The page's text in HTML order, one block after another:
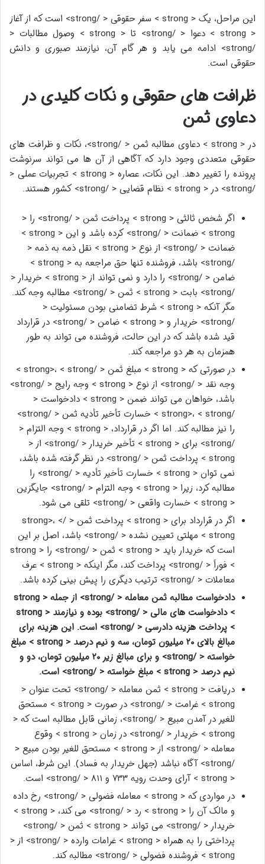
این مراحل، یک < strong > سفر حقوقی < /strong> است که از آغاز
< strong > دعوا < /strong> تا < strong > وصول مطالبات <
/strong> ادامه می یابد و هر گام آن، نیازمند صبوری و دانش
حقوقی است.
ظرافت های حقوقی و نکات کلیدی در
دعاوی ثمن
در < strong > دعاوی مطالبه ثمن < /strong>، نکات و ظرافت های
حقوقی متعددی وجود دارد که آگاهی از آن ها می تواند سرنوشت
پرونده را تغییر دهد. این نکات، عصاره < strong > تجربیات عملی <
/strong> در < strong > نظام قضایی < /strong> کشور هستند.
اگر شخص ثالثی < strong > پرداخت ثمن < /strong> را <
strong > ضمانت < /strong> کرده باشد و این < strong >
ضمانت < /strong> از نوع < strong > نقل ذمه به ذمه <
/strong> باشد، فروشنده تنها حق مراجعه به < strong >
ضامن < /strong> را دارد و نمی تواند از < strong > خریدار <
/strong> بابت < strong > ثمن < /strong> مطالبه وجه کند.
مگر آنکه < strong > شرط تضامنی بودن مسئولیت <
/strong> خریدار و < strong > ضامن < /strong> در قرارداد
قید شده باشد که در این حالت، فروشنده می تواند به طور
همزمان به هر دو مراجعه کند.
در صورتی که < strong > مبلغ ثمن < /strong>، < strong >
وجه نقد < /strong> از نوع < strong > وجه رایج < /strong>
باشد، خواهان می تواند ضمن < strong > دادخواست <
/strong>، < strong > خسارت تأخیر تأدیه ثمن < /strong>
را نیز مطالبه کند. اما اگر در قرارداد، < strong > وجه التزام <
/strong> برای < strong > تأخیر خریدار < /strong> از <
strong > پرداخت ثمن < /strong> در نظر گرفته شده باشد،
نمی توان < strong > خسارت تأخیر تأدیه < /strong> را
مطالبه کرد، زیرا < strong > وجه التزام < /strong> جایگزین
< strong > خسارت واقعی < /strong> تلقی می شود.
اگر در قرارداد برای < strong > پرداخت ثمن < /strong>، <
strong > مهلتی تعیین نشده < /strong> باشد، اصل بر این
است که خریدار باید < strong > ثمن < /strong> را < strong
> فوراً < /strong> پرداخت کند، مگر اینکه < strong > عرف
معاملات < /strong> ترتیب دیگری را پیش بینی کرده باشد.
دادخواست مطالبه ثمن معامله < /strong> از جمله < strong
> دادخواست های مالی < /strong> بوده و نیازمند < strong
> پرداخت هزینه دادرسی < /strong> است. این هزینه برای
مبالغ بالای ۲۰ میلیون تومان، سه و نیم درصد < strong > مبلغ
خواسته < /strong> و برای مبالغ زیر ۲۰ میلیون تومان، دو و
نیم درصد < strong > مبلغ خواسته < /strong> است.
دریافت < strong > ثمن معامله < /strong> تحت عنوان <
strong > غرامت < /strong> در صورت < strong > مستحق
للغیر در آمدن مبیع < /strong>، زمانی قابل مطالبه است که <
strong > خریدار < /strong> در زمان < strong > وقوع
معامله < /strong> از < strong > مستحق للغیر بودن مبیع <
/strong> آگاه نباشد (جهل خریدار به فساد). این شرط، اساس
< strong > آرای وحدت رویه ۷۳۳ و ۸۱۱ < /strong> است.
در مواردی که < strong > معامله فضولی < /strong> رخ داده
و مالک آن را < strong > رد < /strong> می کند، < strong >
خریدار < /strong> می تواند < strong > ثمن < /strong>
پرداختی را به همراه < strong > غرامات وارده < /strong> از <
strong > فروشنده فضولی < /strong> مطالبه کند.